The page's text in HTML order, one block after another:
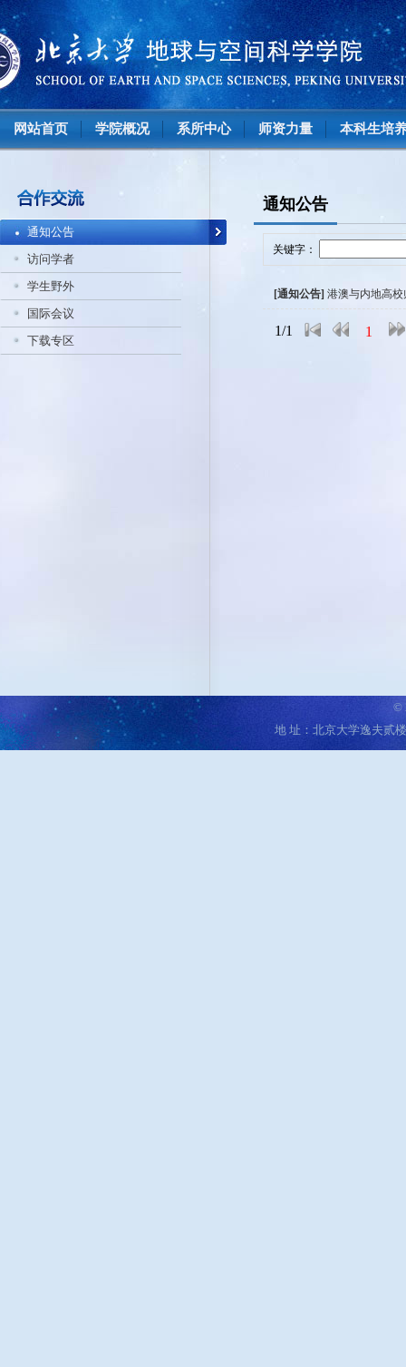
网站首页 学院概况 系所中心 师资力量 本科生培
通知公告
访问学者
学生野外
国际会议
下载专区
通知公告
关键字：
[通知公告] 港澳与内地高
1/1 1
©
地 址：北京大学逸夫贰